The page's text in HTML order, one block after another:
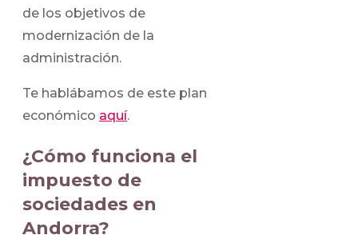
de los objetivos de
modernización de la
administración.
Te hablábamos de este plan
económico aquí.
¿Cómo funciona el
impuesto de
sociedades en
Andorra?